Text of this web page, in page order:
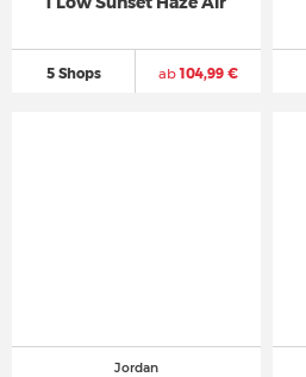
5 Shops ab104,99 €
Jordan